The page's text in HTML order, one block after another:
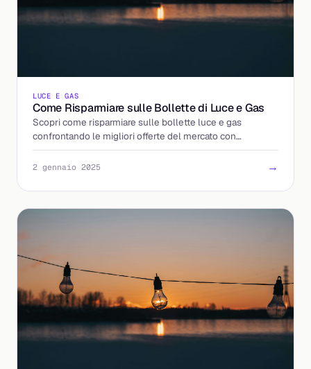
LUCE E GAS
Come Risparmiare sulle Bollette di Luce e Gas
Scopri come risparmiare sulle bollette luce e gas
confrontando le migliori offerte del mercato con
Billding.it.
2 gennaio 2025 →